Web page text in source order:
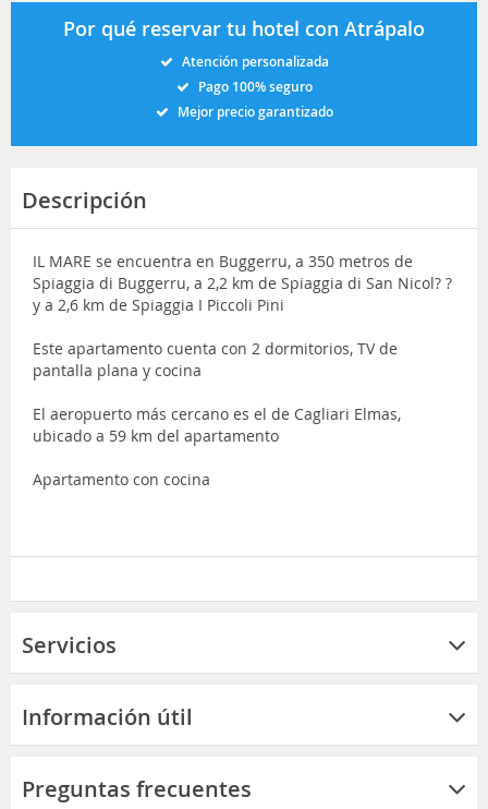
Por qué reservar tu hotel con Atrápalo
Atención personalizada
Pago 100% seguro
Mejor precio garantizado
Descripción
IL MARE se encuentra en Buggerru, a 350 metros de
Spiaggia di Buggerru, a 2,2 km de Spiaggia di San Nicol? ?
y a 2,6 km de Spiaggia I Piccoli Pini
Este apartamento cuenta con 2 dormitorios, TV de
pantalla plana y cocina
El aeropuerto más cercano es el de Cagliari Elmas,
ubicado a 59 km del apartamento
Apartamento con cocina
Servicios
Información útil
Preguntas frecuentes